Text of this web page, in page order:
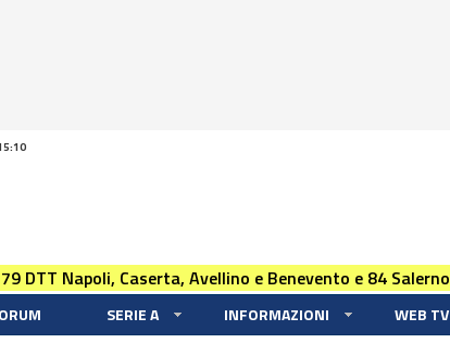
DTT Napoli, Caserta, Avellino e Benevento e 84 Salerno
SERIE A INFORMAZIONI WEB TV